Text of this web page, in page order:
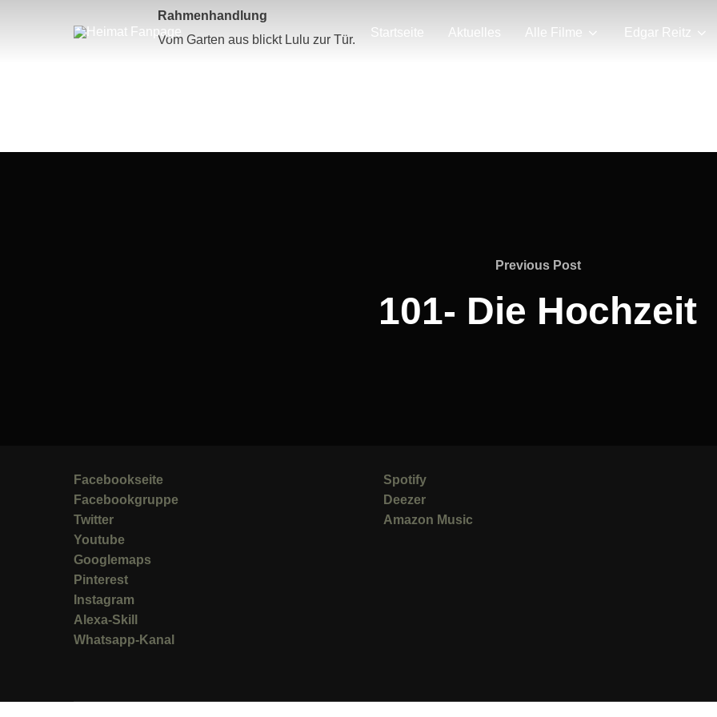
Startseite Aktuelles Alle Filme Edgar Reitz
Rahmenhandlung
Vom Garten aus blickt Lulu zur Tür.
Previous
Previous Post
101- Die Hochzeit
Facebookseite
Facebookgruppe
Twitter
Youtube
Googlemaps
Pinterest
Instagram
Alexa-Skill
Whatsapp-Kanal
Spotify
Deezer
Amazon Music